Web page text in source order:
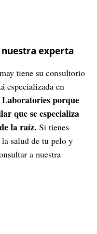
experta
tiene su consultorio
especializada en
porque
que se especializa
la raíz. Si tienes
salud de tu pelo y
a nuestra